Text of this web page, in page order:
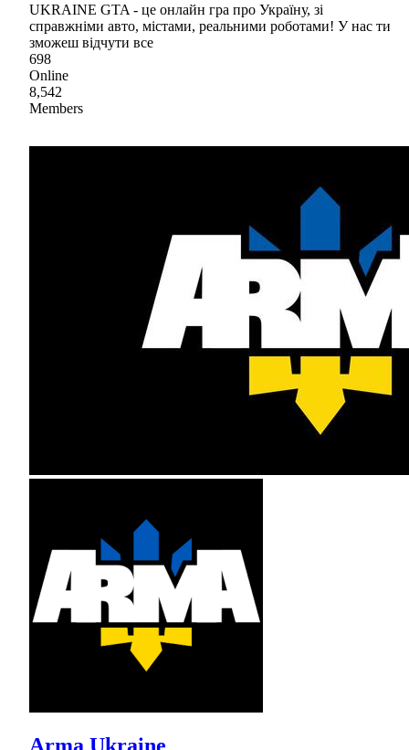
UKRAINE GTA - це онлайн гра про Україну, зі
справжніми авто, містами, реальними роботами! У нас ти
зможеш відчути все
698
Online
8,542
Members